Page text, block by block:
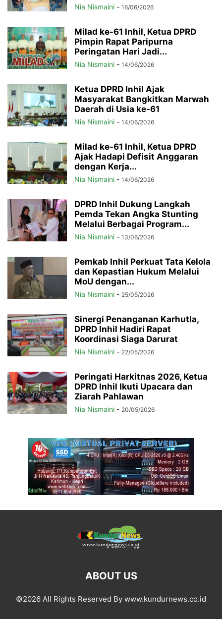
Nia Nismaini - 16/06/2026
Milad ke-61 Inhil, Ketua DPRD
Pimpin Rapat Paripurna
Peringatan Hari Jadi...
Nia Nismaini - 14/06/2026
Ketua DPRD Inhil Ajak
Masyarakat Bangkitkan Marwah
Daerah di Usia ke-61
Nia Nismaini - 14/06/2026
Milad ke-61 Inhil, Ketua DPRD
Ajak Hadapi Defisit Anggaran
dengan Kerja...
Nia Nismaini - 14/06/2026
DPRD Inhil Dukung Langkah
Pemda Tekan Angka Stunting
Melalui Berbagai Program...
Nia Nismaini - 13/06/2026
Pemkab Inhil Perkuat Tata Kelola
dan Kepastian Hukum Melalui
MoU dengan...
Nia Nismaini - 25/05/2026
Sinergi Penanganan Karhutla,
DPRD Inhil Hadiri Rapat
Koordinasi Siaga Darurat
Nia Nismaini - 22/05/2026
Peringati Harkitnas 2026, Ketua
DPRD Inhil Ikuti Upacara dan
Ziarah Pahlawan
Nia Nismaini - 20/05/2026
ABOUT US
©2026 All Rights Reserved By www.kundurnews.co.id